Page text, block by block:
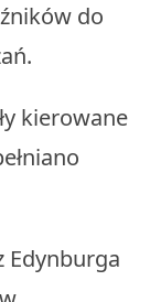
do
kierowane
Edynburga